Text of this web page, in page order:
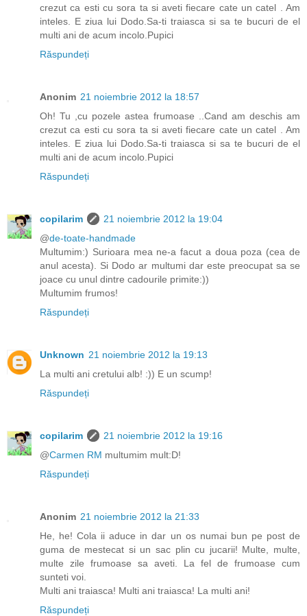
crezut ca esti cu sora ta si aveti fiecare cate un catel . Am
inteles. E ziua lui Dodo.Sa-ti traiasca si sa te bucuri de el
multi ani de acum incolo.Pupici
Răspundeți
Anonim 21 noiembrie 2012 la 18:57
Oh! Tu ,cu pozele astea frumoase ..Cand am deschis am
crezut ca esti cu sora ta si aveti fiecare cate un catel . Am
inteles. E ziua lui Dodo.Sa-ti traiasca si sa te bucuri de el
multi ani de acum incolo.Pupici
Răspundeți
copilarim
21 noiembrie 2012 la 19:04
@de-toate-handmade
Multumim:) Surioara mea ne-a facut a doua poza (cea de
anul acesta). Si Dodo ar multumi dar este preocupat sa se
joace cu unul dintre cadourile primite:))
Multumim frumos!
Răspundeți
Unknown 21 noiembrie 2012 la 19:13
La multi ani cretului alb! :)) E un scump!
Răspundeți
copilarim
21 noiembrie 2012 la 19:16
@Carmen RM multumim mult:D!
Răspundeți
Anonim 21 noiembrie 2012 la 21:33
He, he! Cola ii aduce in dar un os numai bun pe post de
guma de mestecat si un sac plin cu jucarii! Multe, multe,
multe zile frumoase sa aveti. La fel de frumoase cum
sunteti voi.
Multi ani traiasca! Multi ani traiasca! La multi ani!
Răspundeți